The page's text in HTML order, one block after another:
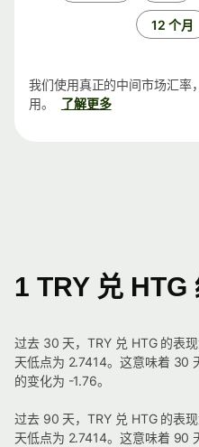
12 个月
我们使用真正的中间市场汇率
用。
了解更多
1 TRY 兑 HTG
过去 30 天，TRY 兑 HTG 的表
天低点为 2.7414。这意味着 30
的变化为 -1.76。
过去 90 天，TRY 兑 HTG 的表
天低点为 2.7414。这意味着 90